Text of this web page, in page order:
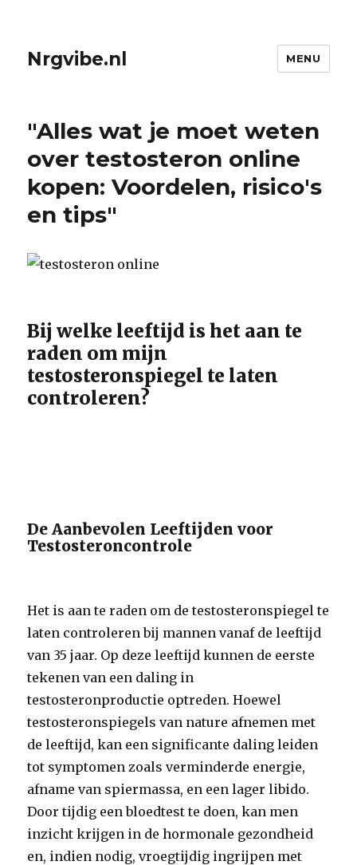
Nrgvibe.nl MENU
"Alles wat je moet weten
over testosteron online
kopen: Voordelen, risico's
en tips"
Bij welke leeftijd is het aan te
raden om mijn
testosteronspiegel te laten
controleren?
De Aanbevolen Leeftijden voor
Testosteroncontrole
Het is aan te raden om de testosteronspiegel te
laten controleren bij mannen vanaf de leeftijd
van 35 jaar. Op deze leeftijd kunnen de eerste
tekenen van een daling in
testosteronproductie optreden. Hoewel
testosteronspiegels van nature afnemen met
de leeftijd, kan een significante daling leiden
tot symptomen zoals verminderde energie,
afname van spiermassa, en een lager libido.
Door tijdig een bloedtest te doen, kan men
inzicht krijgen in de hormonale gezondheid
en, indien nodig, vroegtijdig ingrijpen met